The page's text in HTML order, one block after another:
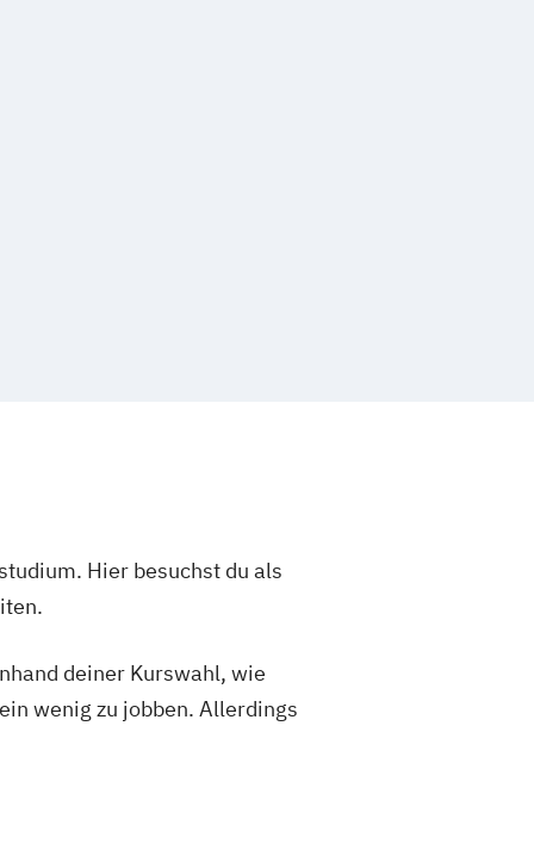
Hier besuchst du als
deiner Kurswahl, wie
wenig zu jobben. Allerdings